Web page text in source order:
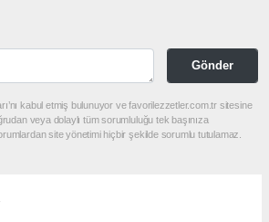
Gönder
kabul etmiş bulunuyor ve favorilezzetler.com.tr sitesine
veya dolaylı tüm sorumluluğu tek başınıza
site yönetimi hiçbir şekilde sorumlu tutulamaz.